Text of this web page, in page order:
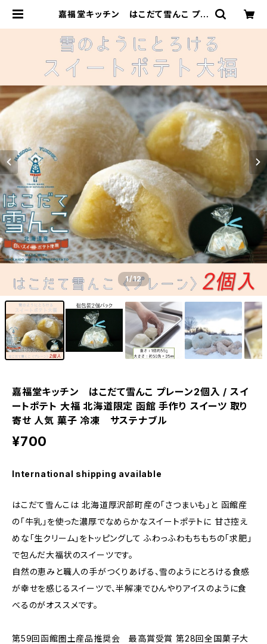
嘉福堂キッチン はこだて雪んこ プレ
寄せ 人気 菓子 冷凍 サステナブル |
嘉福堂キッチン 公式ショップ
1/12
嘉福堂キッチン はこだて雪んこ プレーン2個入 / スイ
ートポテト 大福 北海道限定 函館 手作り スイーツ 取り
寄せ 人気 菓子 冷凍 サステナブル
¥700
International shipping available
はこだて雪んこは 北海道厚沢部町産の｢さつまいも｣と 函館産
の｢牛乳｣を使った濃厚でなめらかなスイートポテトに 甘さ控え
めな｢生クリーム｣をトッピングして ふわっふわもちもちの｢求肥｣
で包んだ大福状のスイーツです。
自然の恵みと職人の手がつくりあげる、雪のようにとろける食感
が幸せを感じるスイーツで、半解凍でひんやりアイスのように食
べるのがオススメです。
第59回函館圏土産品推奨会 最高賞受賞 第28回全国菓子大